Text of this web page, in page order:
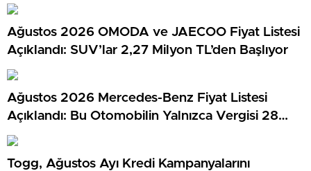
Ağustos 2026 OMODA ve JAECOO Fiyat Listesi
Açıklandı: SUV’lar 2,27 Milyon TL’den Başlıyor
Ağustos 2026 Mercedes-Benz Fiyat Listesi
Açıklandı: Bu Otomobilin Yalnızca Vergisi 28
Milyon TL…
Togg, Ağustos Ayı Kredi Kampanyalarını